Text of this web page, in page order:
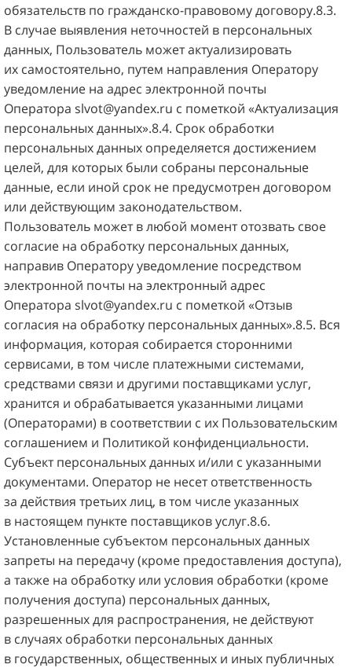
обязательств по гражданско-правовому договору.8.3.
В случае выявления неточностей в персональных
данных, Пользователь может актуализировать
их самостоятельно, путем направления Оператору
уведомление на адрес электронной почты
Оператора slvot@yandex.ru с пометкой «Актуализация
персональных данных».8.4. Срок обработки
персональных данных определяется достижением
целей, для которых были собраны персональные
данные, если иной срок не предусмотрен договором
или действующим законодательством.
Пользователь может в любой момент отозвать свое
согласие на обработку персональных данных,
направив Оператору уведомление посредством
электронной почты на электронный адрес
Оператора slvot@yandex.ru с пометкой «Отзыв
согласия на обработку персональных данных».8.5. Вся
информация, которая собирается сторонними
сервисами, в том числе платежными системами,
средствами связи и другими поставщиками услуг,
хранится и обрабатывается указанными лицами
(Операторами) в соответствии с их Пользовательским
соглашением и Политикой конфиденциальности.
Субъект персональных данных и/или с указанными
документами. Оператор не несет ответственность
за действия третьих лиц, в том числе указанных
в настоящем пункте поставщиков услуг.8.6.
Установленные субъектом персональных данных
запреты на передачу (кроме предоставления доступа),
а также на обработку или условия обработки (кроме
получения доступа) персональных данных,
разрешенных для распространения, не действуют
в случаях обработки персональных данных
в государственных, общественных и иных публичных